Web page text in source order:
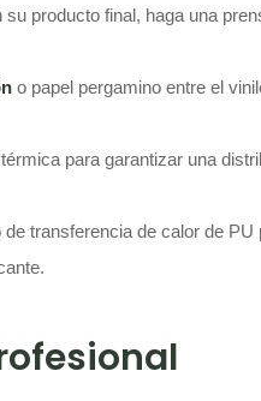
producto final, haga una
o papel pergamino entre el
para garantizar una
transferencia de calor de